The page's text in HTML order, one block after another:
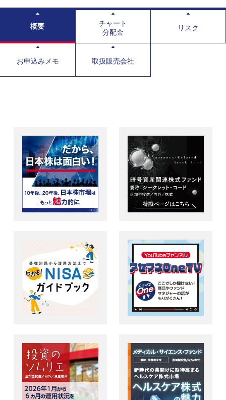
概要
チャート
分配金
リスク
お申込みメモ 取扱販売会社